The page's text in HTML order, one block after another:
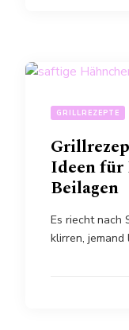
GRILLREZEPTE
Ideen für
Beilagen
Es riecht nach
klirren, jemand